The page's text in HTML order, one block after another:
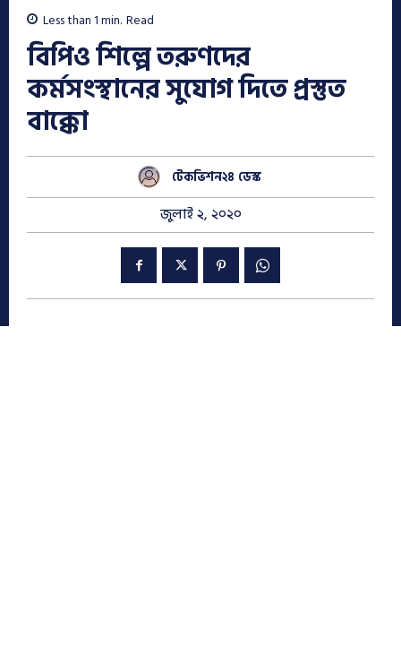
Less than 1min. Read
বিপিও শিল্পে তরুণদের
কর্মসংস্থানের সুযোগ দিতে প্রস্তুত
বাক্কো
টেকভিশন২৪ ডেস্ক
জুলাই ২, ২০২০